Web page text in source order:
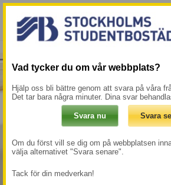
Vad tycker du om vår webbplats?
Hjälp oss bli bättre genom att svara på våra
Det tar bara några minuter. Dina svar
Om du först vill se dig om på webbplatsen
välja alternativet "Svara senare".
Tack för din medverkan!